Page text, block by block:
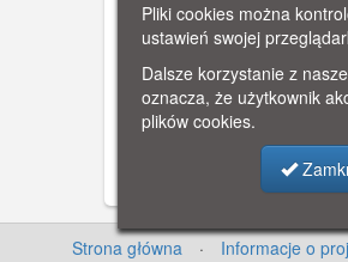
Gdańsk - Wrzeszcz,
Zeppelina
Pocztówka upamiętniająca
Zeppelina nad Wrzeszczem w
Strona główna · Informacje o
Pliki cookies można
ustawień swojej
Dalsze korzystanie z
oznacza, że użytkownik
plików cookies.